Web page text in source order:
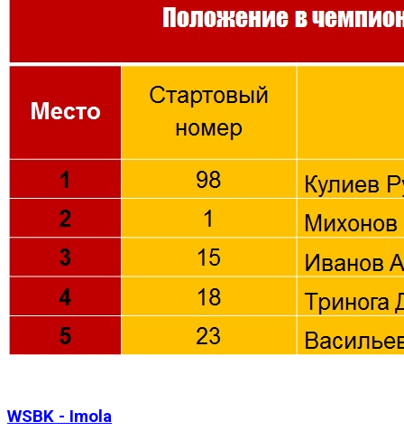
WSBK - Imola